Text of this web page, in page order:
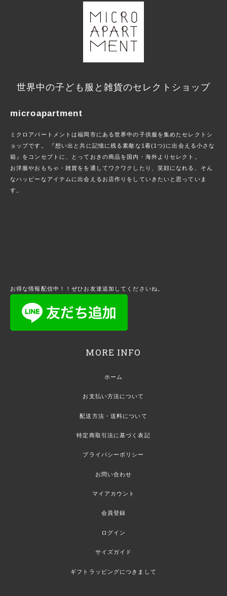
世界中の子ども服と雑貨のセレクトショップ
microapartment
ミクロアパートメントは福岡市にある世界中の子供服を集めたセレクトシ
ョップです。 『想い出と共に記憶に残る素敵な1着(1つ)に出会える小さな
箱』をコンセプトに、とっておきの商品を国内・海外よりセレクト。
お洋服やおもちゃ・雑貨をを通してワクワクしたり、笑顔になれる、そん
なハッピーなアイテムに出会えるお店作りをしていきたいと思っていま
す。
お得な情報配信中！！ぜひお友達追加してくださいね。
MORE INFO
ホーム
お支払い方法について
配送方法・送料について
特定商取引法に基づく表記
プライバシーポリシー
お問い合わせ
マイアカウント
会員登録
ログイン
サイズガイド
ギフトラッピングにつきまして